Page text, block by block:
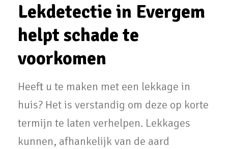
Lekdetectie in Evergem
helpt schade te
voorkomen
Heeft u te maken met een lekkage in
huis? Het is verstandig om deze op korte
termijn te laten verhelpen. Lekkages
kunnen, afhankelijk van de aard